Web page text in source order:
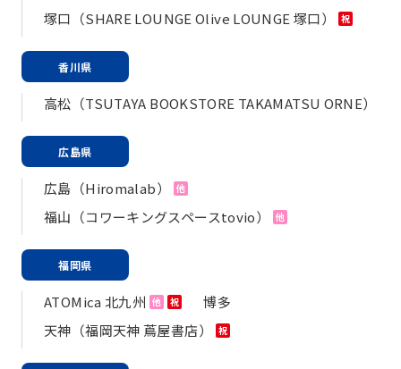
塚口（SHARE LOUNGE Olive LOUNGE 塚口）
祝
香川県
高松（TSUTAYA BOOKSTORE TAKAMATSU ORNE）
広島県
広島（Hiromalab） 他
福山（コワーキングスペースtovio） 他
福岡県
ATOMica 北九州 他 祝
博多
天神（福岡天神 蔦屋書店）
祝